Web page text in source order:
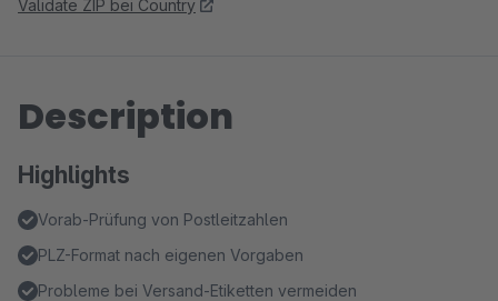
Validate ZIP bei Country
Description
Highlights
Vorab-Prüfung von Postleitzahlen
PLZ-Format nach eigenen Vorgaben
Probleme bei Versand-Etiketten vermeiden